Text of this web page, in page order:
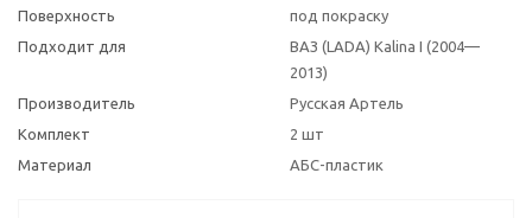
Поверхность
под покраску
Подходит для
ВАЗ (LADA) Kalina I (2004—
2013)
Производитель
Русская Артель
Комплект
2 шт
Материал
АБС-пластик